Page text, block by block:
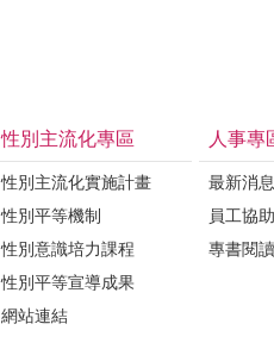
性別主流化專區
性別主流化實施計畫
性別平等機制
性別意識培力課程
性別平等宣導成果
網站連結
人事專
最新消息
員工協
專書閱